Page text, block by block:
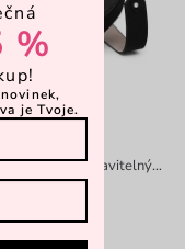
elegantní kabelka s nastavitelným popruhem
%
je Tvoje.